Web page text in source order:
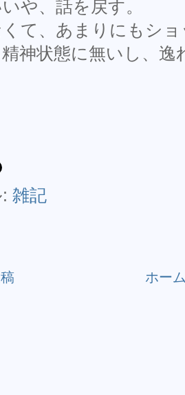
や、話を戻す。
くて、あまりにもシ
神状態に無いし、逸
雑記
ホー